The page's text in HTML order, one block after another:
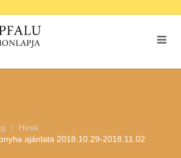
Hírek
ajánlata 2018.10.29-2018.11.02